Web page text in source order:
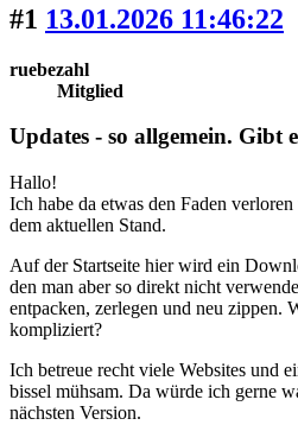
#1 13.01.2026 11:46:22
ruebezahl
Mitglied
Updates - so allgemein. Gibt
Hallo!
Ich habe da etwas den Faden
dem aktuellen Stand.
Auf der Startseite hier wird ein
den man aber so direkt nicht
entpacken, zerlegen und neu zippen.
kompliziert?
Ich betreue recht viele Websites und
bissel mühsam. Da würde ich gerne
nächsten Version.